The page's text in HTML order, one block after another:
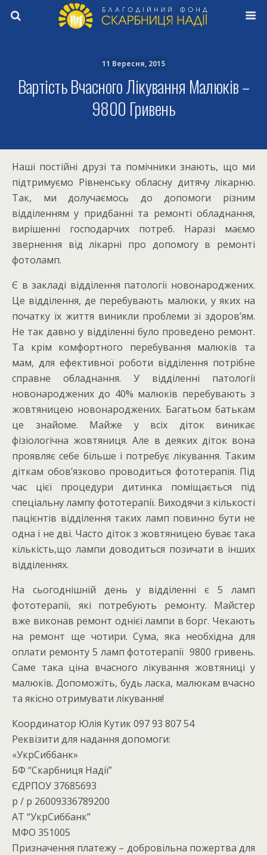
11 Вересня, 2015
Вартість Вчасного Лікування Малюків –
9800 Гривень
Наші постійні друзі та помічники знають, що ми
підтримуємо Рівненську обласну дитячу лікарню.
Так, ми долучаємось до допомоги різним
відділенням у придбанні та ремонті обладнання,
вирішенні господарчих потреб. Наразі маємо
звернення від лікарні про допомогу в ремонті
фотоламп.
Є в закладі відділення патології новонароджених.
Це відділення, де перебувають малюки, у яких на
початку їх життя виникли проблеми зі здоров’ям.
Не так давно у відділенні було проведено ремонт.
Та крім комфортного перебування малюків та
мам, для ефективної роботи відділення потрібне
справне обладнання. У відділенні патології
новонароджених до 40% малюків перебувають з
жовтяницею новонароджених. Багатьом батькам
це знайоме. Майже у всіх діток виникає
фізіологічна жовтяниця. Але в деяких діток вона
проявляє себе більше і потребує лікування. Таким
діткам обов’язково проводиться фототерапія. Під
час цієї процедури дитинка поміщається під
спеціальну лампу фототерапії. Виходячи з кількості
пацієнтів відділення таких ламп повинно бути не
одна і не дві. Часто діток з жовтяницею буває така
кількість,що лампи доводиться позичати в інших
відділеннях.
На сьогоднішній день у відділенні є 5 ламп
фототерапії, які потребують ремонту. Майстер
вже виконав ремонт однієї лампи в борг. Чекають
на ремонт ще чотири. Сума, яка необхідна для
оплати ремонту 5 ламп фототерапії 9800 гривень.
Саме така ціна вчасного лікування жовтяниці у
малюків. Допоможіть, будь ласка, малюкам вчасно
та якісно отримувати лікування!
Координатор Юлія Кутик 097 93 807 54
Реквізити для надання допомоги:
«УкрСиббанк»
БФ “Скарбниця Надії”
ЄДРПОУ 37685693
р / р 26009336789200
АТ “УкрСиббанк”
МФО 351005
Призначення платежу – добровільна пожертва для